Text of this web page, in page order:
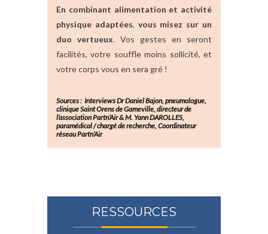
En combinant alimentation et activité
physique adaptées, vous misez sur un
duo vertueux. Vos gestes en seront
facilités, votre souffle moins sollicité, et
votre corps vous en sera gré !
Sources : Interviews Dr Daniel Bajon, pneumologue,
clinique Saint Orens de Gameville, directeur de
l’association Partn’Air & M. Yann DAROLLES,
paramédical / chargé de recherche, Coordinateur
réseauPartn’Air
RESSOURCES